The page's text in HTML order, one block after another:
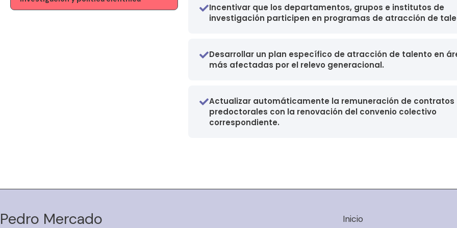
Incentivar que los departamentos, grupos e institutos de
investigación participen en programas de atracción de
Desarrollar un plan específico de atracción de talento en
más afectadas por el relevo generacional.
Actualizar automáticamente la remuneración de contratos
predoctorales con la renovación del convenio colectivo
correspondiente.
Pedro Mercado
Inicio